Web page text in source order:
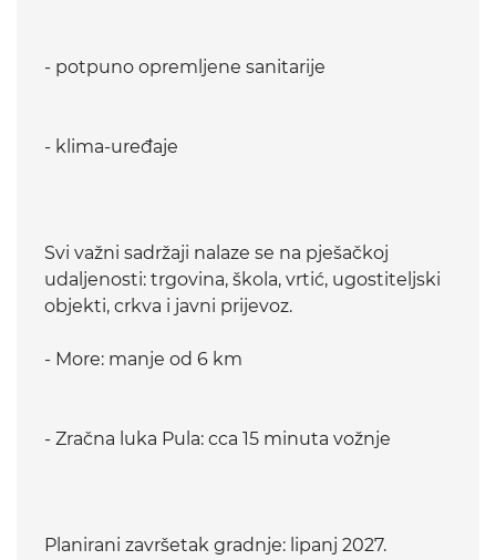
- potpuno opremljene sanitarije
- klima-uređaje
Svi važni sadržaji nalaze se na pješačkoj
udaljenosti: trgovina, škola, vrtić, ugostiteljski
objekti, crkva i javni prijevoz.
- More: manje od 6 km
- Zračna luka Pula: cca 15 minuta vožnje
Planirani završetak gradnje: lipanj 2027.